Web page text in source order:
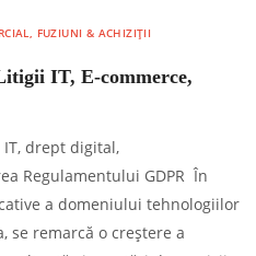
FUZIUNI & ACHIZIȚII
IT, E-commerce,
drept digital,
Regulamentului GDPR În
a domeniului tehnologiilor
se remarcă o creștere a